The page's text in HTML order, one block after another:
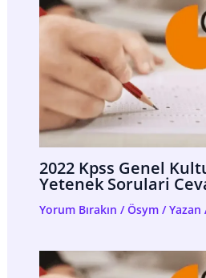
2022 Kpss Genel
Yetenek Sorulari
Yorum Bırakın /Ösym/ Yazan